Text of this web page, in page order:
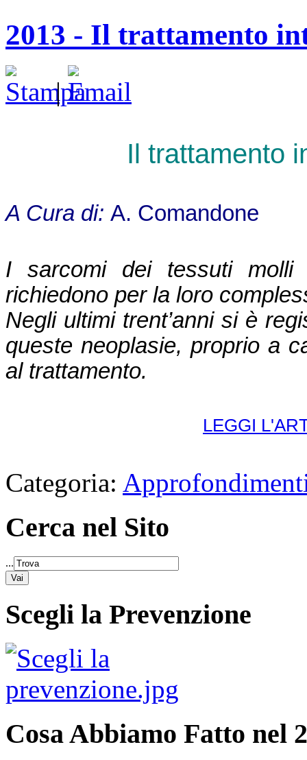
2013 - Il trattamento
|
Il trattamento
A Cura di: A. Comandone
I sarcomi dei tessuti molli
richiedono per la loro
Negli ultimi trent’anni si è
queste neoplasie, proprio a
al trattamento.
LEGGI
Categoria:
Cerca nel Sito
...
Scegli la Prevenzione
Cosa Abbiamo Fatto nel